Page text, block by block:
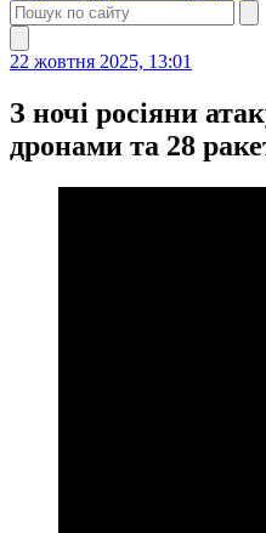
22 жовтня 2025, 13:01
З ночі росіяни
дронами та 28